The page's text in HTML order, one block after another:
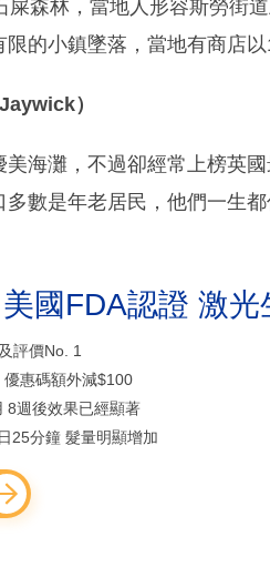
屎森林，當地人形容斯勞街
的小鎮墜落，當地有商店以
）
美海灘，不過卻經常上榜英
多數是年老居民，他們一生
國FDA認證 激光
評價No. 1
惠碼額外減$100
8週後效果已經顯著
25分鐘 髮量明顯增加